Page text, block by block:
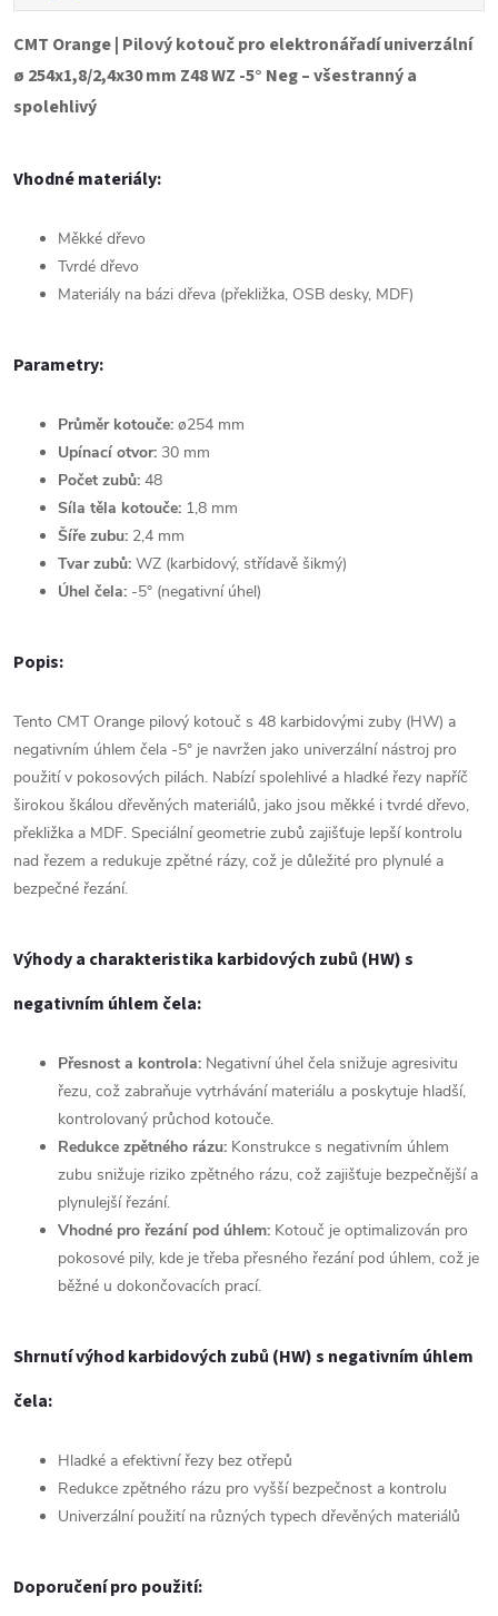
CMT Orange | Pilový kotouč pro elektronářadí univerzální
ø 254x1,8/2,4x30 mm Z48 WZ -5° Neg – všestranný a
spolehlivý
Vhodné materiály:
Měkké dřevo
Tvrdé dřevo
Materiály na bázi dřeva (překližka, OSB desky, MDF)
Parametry:
Průměr kotouče: ø254 mm
Upínací otvor: 30 mm
Počet zubů: 48
Síla těla kotouče: 1,8 mm
Šíře zubu: 2,4 mm
Tvar zubů: WZ (karbidový, střídavě šikmý)
Úhel čela: -5° (negativní úhel)
Popis:
Tento CMT Orange pilový kotouč s 48 karbidovými zuby (HW) a
negativním úhlem čela -5° je navržen jako univerzální nástroj pro
použití v pokosových pilách. Nabízí spolehlivé a hladké řezy napříč
širokou škálou dřevěných materiálů, jako jsou měkké i tvrdé dřevo,
překližka a MDF. Speciální geometrie zubů zajišťuje lepší kontrolu
nad řezem a redukuje zpětné rázy, což je důležité pro plynulé a
bezpečné řezání.
Výhody a charakteristika karbidových zubů (HW) s
negativním úhlem čela:
Přesnost a kontrola: Negativní úhel čela snižuje agresivitu
řezu, což zabraňuje vytrhávání materiálu a poskytuje hladší,
kontrolovaný průchod kotouče.
Redukce zpětného rázu: Konstrukce s negativním úhlem
zubu snižuje riziko zpětného rázu, což zajišťuje bezpečnější a
plynulejší řezání.
Vhodné pro řezání pod úhlem: Kotouč je optimalizován pro
pokosové pily, kde je třeba přesného řezání pod úhlem, což je
běžné u dokončovacích prací.
Shrnutí výhod karbidových zubů (HW) s negativním úhlem
čela:
Hladké a efektivní řezy bez otřepů
Redukce zpětného rázu pro vyšší bezpečnost a kontrolu
Univerzální použití na různých typech dřevěných materiálů
Doporučení pro použití: